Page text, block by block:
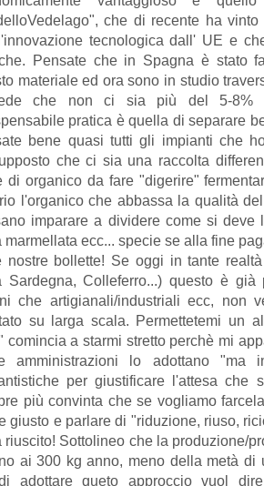
che di recente ha
tecnologica dall' UE e
Pensate che in Spagna è stato
materiale ed ora sono in studio
che non ci sia più del 5-8%
pratica è quella di separare
bene quasi tutti gli impianti che
che ci sia una raccolta
di organico da fare "digerire"
l'organico che abbassa la qualità
imparare a dividere come si deve
marmellata ecc... specie se alla fine
nostre bollette! Se oggi in tante
Sardegna, Colleferro...) questo è
che artigianali/industriali ecc, non
su larga scala. Permettetemi un
comincia a starmi stretto perchè mi
amministrazioni lo adottano "ma
per giustificare l'attesa che
più convinta che se vogliamo
giusto e parlare di "riduzione, riuso,
riuscito! Sottolineo che la produzione/
ai 300 kg anno, meno della metà di
adottare queto approccio vuol